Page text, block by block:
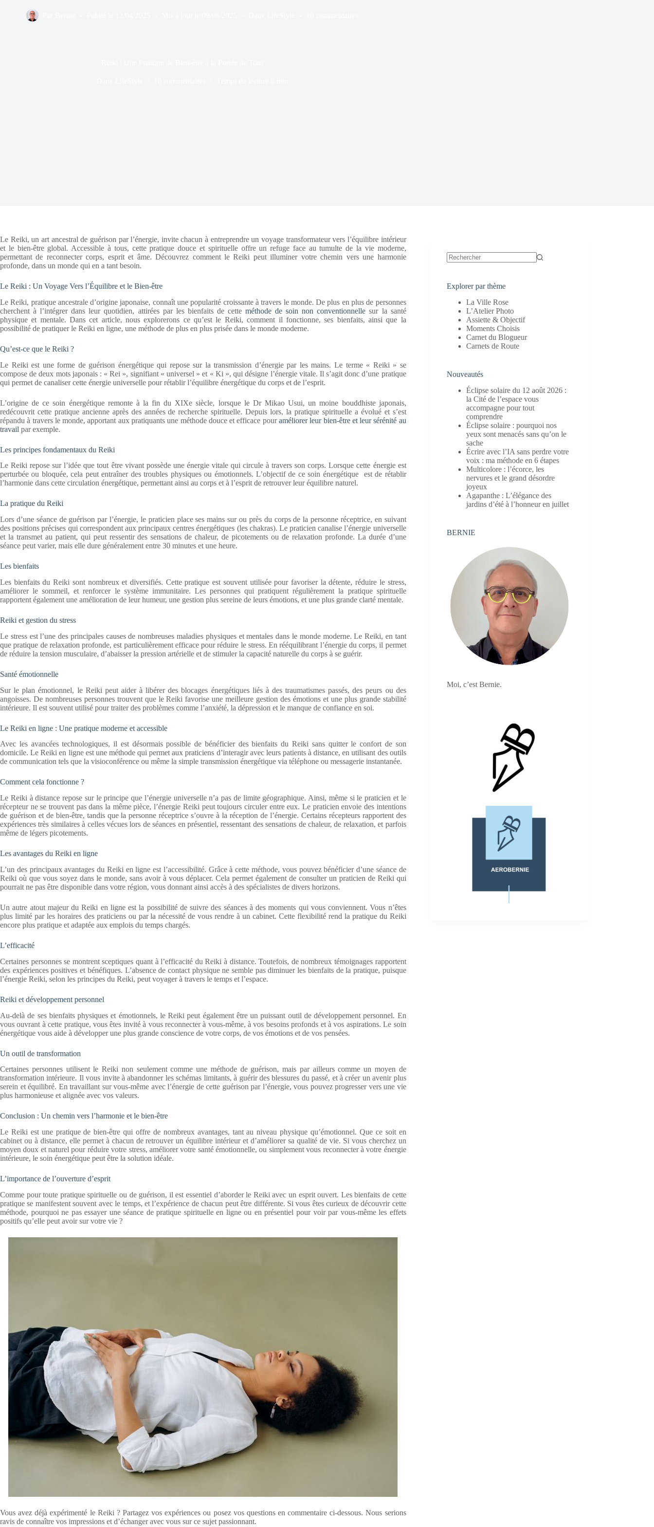
Le Reiki, un art ancestral de guérison par l’énergie, invite chacun à entreprendre un voyage transformateur vers l’équilibre intérieur
et le bien-être global. Accessible à tous, cette pratique douce et spirituelle offre un refuge face au tumulte de la vie moderne,
permettant de reconnecter corps, esprit et âme. Découvrez comment le Reiki peut illuminer votre chemin vers une harmonie
profonde, dans un monde qui en a tant besoin.
Le Reiki : Un Voyage Vers l’Équilibre et le Bien-être
Le Reiki, pratique ancestrale d’origine japonaise, connaît une popularité croissante à travers le monde. De plus en plus de personnes
cherchent à l’intégrer dans leur quotidien, attirées par les bienfaits de cetteméthode de soin non conventionnelle sur la santé
physique et mentale. Dans cet article, nous explorerons ce qu’est le Reiki, comment il fonctionne, ses bienfaits, ainsi que la
possibilité de pratiquer le Reiki en ligne, une méthode de plus en plus prisée dans le monde moderne.
Qu’est-ce que le Reiki ?
Le Reiki est une forme de guérison énergétique qui repose sur la transmission d’énergie par les mains. Le terme « Reiki » se
compose de deux mots japonais : « Rei », signifiant « universel » et « Ki », qui désigne l’énergie vitale. Il s’agit donc d’une pratique
qui permet de canaliser cette énergie universelle pour rétablir l’équilibre énergétique du corps et de l’esprit.
L’origine de ce soin énergétique remonte à la fin du XIXe siècle, lorsque le Dr Mikao Usui, un moine bouddhiste japonais,
redécouvrit cette pratique ancienne après des années de recherche spirituelle. Depuis lors, la pratique spirituelle a évolué et s’est
répandu à travers le monde, apportant aux pratiquants une méthode douce et efficace pouraméliorer leur bien-être et leur sérénité au
travail par exemple.
Les principes fondamentaux du Reiki
Le Reiki repose sur l’idée que tout être vivant possède une énergie vitale qui circule à travers son corps. Lorsque cette énergie est
perturbée ou bloquée, cela peut entraîner des troubles physiques ou émotionnels. L’objectif de ce soin énergétique est de rétablir
l’harmonie dans cette circulation énergétique, permettant ainsi au corps et à l’esprit de retrouver leur équilibre naturel.
La pratique du Reiki
Lors d’une séance de guérison par l’énergie, le praticien place ses mains sur ou près du corps de la personne réceptrice, en suivant
des positions précises qui correspondent aux principaux centres énergétiques (les chakras). Le praticien canalise l’énergie universelle
et la transmet au patient, qui peut ressentir des sensations de chaleur, de picotements ou de relaxation profonde. La durée d’une
séance peut varier, mais elle dure généralement entre 30 minutes et une heure.
Les bienfaits
Les bienfaits du Reiki sont nombreux et diversifiés. Cette pratique est souvent utilisée pour favoriser la détente, réduire le stress,
améliorer le sommeil, et renforcer le système immunitaire. Les personnes qui pratiquent régulièrement la pratique spirituelle
rapportent également une amélioration de leur humeur, une gestion plus sereine de leurs émotions, et une plus grande clarté mentale.
Reiki et gestion du stress
Le stress est l’une des principales causes de nombreuses maladies physiques et mentales dans le monde moderne. Le Reiki, en tant
que pratique de relaxation profonde, est particulièrement efficace pour réduire le stress. En rééquilibrant l’énergie du corps, il permet
de réduire la tension musculaire, d’abaisser la pression artérielle et de stimuler la capacité naturelle du corps à se guérir.
Santé émotionnelle
Sur le plan émotionnel, le Reiki peut aider à libérer des blocages énergétiques liés à des traumatismes passés, des peurs ou des
angoisses. De nombreuses personnes trouvent que le Reiki favorise une meilleure gestion des émotions et une plus grande stabilité
intérieure. Il est souvent utilisé pour traiter des problèmes comme l’anxiété, la dépression et le manque de confiance en soi.
Le Reiki en ligne : Une pratique moderne et accessible
Avec les avancées technologiques, il est désormais possible de bénéficier des bienfaits du Reiki sans quitter le confort de son
domicile. Le Reiki en ligne est une méthode qui permet aux praticiens d’interagir avec leurs patients à distance, en utilisant des outils
de communication tels que la visioconférence ou même la simple transmission énergétique via téléphone ou messagerie instantanée.
Comment cela fonctionne ?
Le Reiki à distance repose sur le principe que l’énergie universelle n’a pas de limite géographique. Ainsi, même si le praticien et le
récepteur ne se trouvent pas dans la même pièce, l’énergie Reiki peut toujours circuler entre eux. Le praticien envoie des intentions
de guérison et de bien-être, tandis que la personne réceptrice s’ouvre à la réception de l’énergie. Certains récepteurs rapportent des
expériences très similaires à celles vécues lors de séances en présentiel, ressentant des sensations de chaleur, de relaxation, et parfois
même de légers picotements.
Les avantages du Reiki en ligne
L’un des principaux avantages du Reiki en ligne est l’accessibilité. Grâce à cette méthode, vous pouvez bénéficier d’une séance de
Reiki où que vous soyez dans le monde, sans avoir à vous déplacer. Cela permet également de consulter un praticien de Reiki qui
pourrait ne pas être disponible dans votre région, vous donnant ainsi accès à des spécialistes de divers horizons.
Un autre atout majeur du Reiki en ligne est la possibilité de suivre des séances à des moments qui vous conviennent. Vous n’êtes
plus limité par les horaires des praticiens ou par la nécessité de vous rendre à un cabinet. Cette flexibilité rend la pratique du Reiki
encore plus pratique et adaptée aux emplois du temps chargés.
L’efficacité
Certaines personnes se montrent sceptiques quant à l’efficacité du Reiki à distance. Toutefois, de nombreux témoignages rapportent
des expériences positives et bénéfiques. L’absence de contact physique ne semble pas diminuer les bienfaits de la pratique, puisque
l’énergie Reiki, selon les principes du Reiki, peut voyager à travers le temps et l’espace.
Reiki et développement personnel
Au-delà de ses bienfaits physiques et émotionnels, le Reiki peut également être un puissant outil de développement personnel. En
vous ouvrant à cette pratique, vous êtes invité à vous reconnecter à vous-même, à vos besoins profonds et à vos aspirations. Le soin
énergétique vous aide à développer une plus grande conscience de votre corps, de vos émotions et de vos pensées.
Un outil de transformation
Certaines personnes utilisent le Reiki non seulement comme une méthode de guérison, mais par ailleurs comme un moyen de
transformation intérieure. Il vous invite à abandonner les schémas limitants, à guérir des blessures du passé, et à créer un avenir plus
serein et équilibré. En travaillant sur vous-même avec l’énergie de cette guérison par l’énergie, vous pouvez progresser vers une vie
plus harmonieuse et alignée avec vos valeurs.
Conclusion : Un chemin vers l’harmonie et le bien-être
Le Reiki est une pratique de bien-être qui offre de nombreux avantages, tant au niveau physique qu’émotionnel. Que ce soit en
cabinet ou à distance, elle permet à chacun de retrouver un équilibre intérieur et d’améliorer sa qualité de vie. Si vous cherchez un
moyen doux et naturel pour réduire votre stress, améliorer votre santé émotionnelle, ou simplement vous reconnecter à votre énergie
intérieure, le soin énergétique peut être la solution idéale.
L’importance de l’ouverture d’esprit
Comme pour toute pratique spirituelle ou de guérison, il est essentiel d’aborder le Reiki avec un esprit ouvert. Les bienfaits de cette
pratique se manifestent souvent avec le temps, et l’expérience de chacun peut être différente. Si vous êtes curieux de découvrir cette
méthode, pourquoi ne pas essayer une séance de pratique spirituelle en ligne ou en présentiel pour voir par vous-même les effets
positifs qu’elle peut avoir sur votre vie ?
Vous avez déjà expérimenté le Reiki ? Partagez vos expériences ou posez vos questions en commentaire ci-dessous. Nous serions
ravis de connaître vos impressions et d’échanger avec vous sur ce sujet passionnant.
Explorer par thème
La Ville Rose
L’Atelier Photo
Assiette & Objectif
Moments Choisis
Carnet du Blogueur
Carnets de Route
Nouveautés
Éclipse solaire du 12 août 2026 :
la Cité de l’espace vous
accompagne pour tout
comprendre
Éclipse solaire : pourquoi nos
yeux sont menacés sans qu’on le
sache
Écrire avec l’IA sans perdre votre
voix : ma méthode en 6 étapes
Multicolore : l’écorce, les
nervures et le grand désordre
joyeux
Agapanthe : L’élégance des
jardins d’été à l’honneur en juillet
BERNIE
Moi, c’est Bernie.